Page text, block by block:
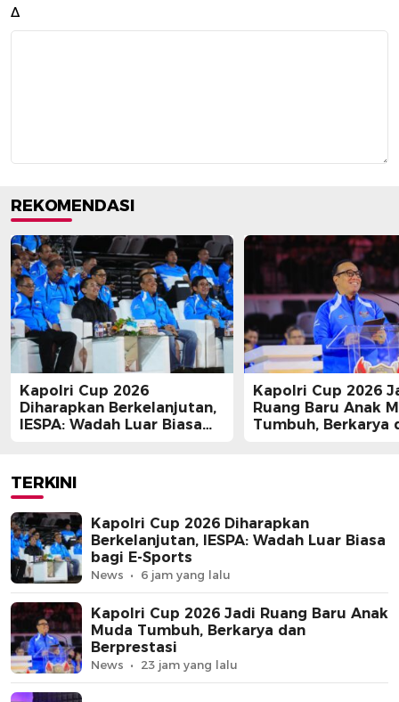
Δ
REKOMENDASI
Kapolri Cup 2026
Diharapkan Berkelanjutan,
IESPA: Wadah Luar Biasa
Kapolri Cup 2026
Ruang Baru Anak
Tumbuh, Berkarya
TERKINI
Kapolri Cup 2026 Diharapkan
Berkelanjutan, IESPA: Wadah Luar Biasa
bagi E-Sports
News 6 jam yang lalu
Kapolri Cup 2026 Jadi Ruang Baru Anak
Muda Tumbuh, Berkarya dan
Berprestasi
News 23 jam yang lalu